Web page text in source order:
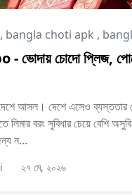
, bangla choti apk , bangla
ভোদায় চোদো প্লিজ,
দেশে আসল। দেশে এসেও ব্যস্ততার
লিমার বরং সুবিধার চেয়ে বেশি
ন...
২৭ মে, ২০২৬